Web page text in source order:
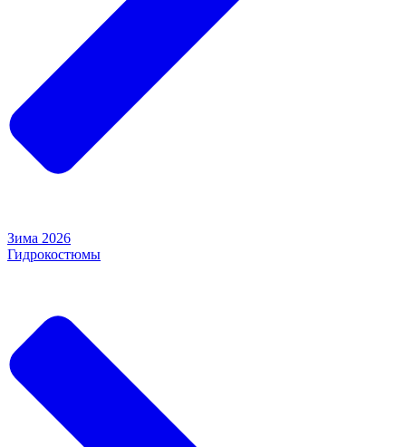
Зима 2026
Гидрокостюмы